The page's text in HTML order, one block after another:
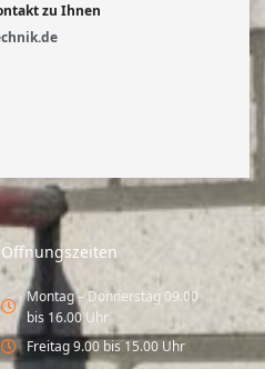
zu Ihnen
Öffnungszeiten
Montag – Donnerstag 09.00
bis 16.00 Uhr
Freitag 9.00 bis 15.00 Uhr